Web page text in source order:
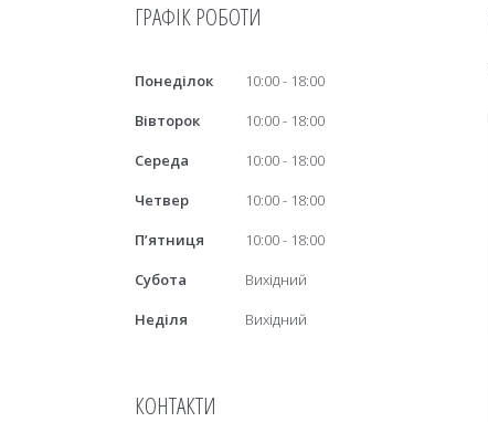
ГРАФІК РОБОТИ
Понеділок 10:00
18:00
Вівторок
10:00
18:00
Середа
10:00
18:00
Четвер
10:00
18:00
Пʼятниця
10:00
18:00
Субота
Вихідний
Неділя
Вихідний
КОНТАКТИ